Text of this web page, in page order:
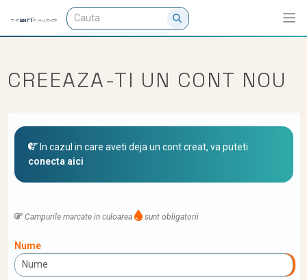
CREEAZA-TI UN CONT NOU
In cazul in care aveti deja un cont creat, va puteti
conecta aici
Campurile marcate in culoarea sunt obligatorii
Nume